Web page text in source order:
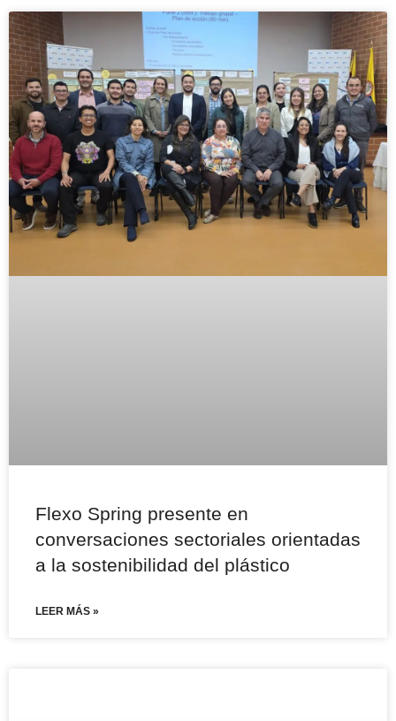
Flexo Spring presente en
conversaciones sectoriales orientadas
a la sostenibilidad del plástico
LEER MÁS »